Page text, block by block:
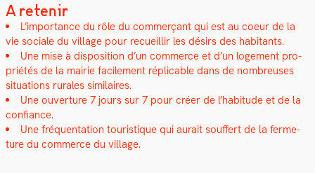
A retenir
L’importance du rôle du com­merçant qui est au coeur de la
vie sociale du vil­lage pour recueil­lir les désirs des habi­tants.
Une mise à dis­po­si­tion d’un com­merce et d’un loge­ment pro­
priétés de la mairie facile­ment réplic­a­ble dans de nom­breuses
sit­u­a­tions rurales sim­i­laires.
Une ouver­ture 7 jours sur 7 pour créer de l’habitude et de la
con­fi­ance.
Une fréquen­ta­tion touris­tique qui aurait souf­fert de la fer­me­
ture du com­merce du vil­lage.